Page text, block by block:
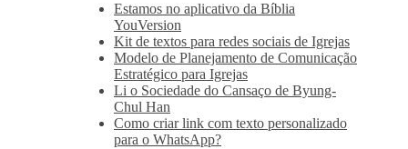
Estamos no aplicativo da Bíblia
YouVersion
Kit de textos para redes sociais de Igrejas
Modelo de Planejamento de Comunicação
Estratégico para Igrejas
Li o Sociedade do Cansaço de Byung-
Chul Han
Como criar link com texto personalizado
para o WhatsApp?